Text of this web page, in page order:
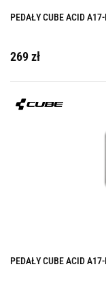
PEDAŁY CUBE ACID
269 zł
PEDAŁY CUBE ACID